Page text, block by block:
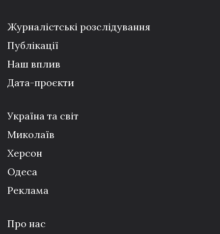
Журналістські розслідування
Публікації
Наш вплив
Дата-проєкти
Україна та світ
Миколаїв
Херсон
Одеса
Реклама
Про нас